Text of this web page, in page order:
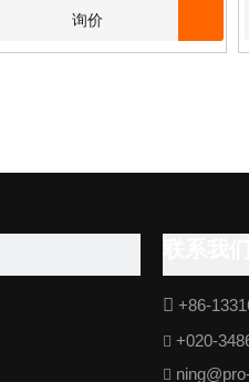
询价
 +86-
 +020-
